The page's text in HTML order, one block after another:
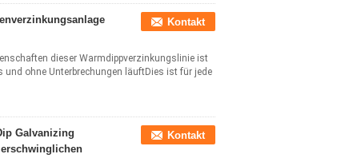
Kontakt
dieser Warmdippverzinkungslinie ist
ohne Unterbrechungen läuftDies ist für jede
Galvanizing
Kontakt